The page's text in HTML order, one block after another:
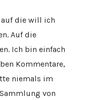
auf die will ich
Auf die
Ich bin einfach
Kommentare,
niemals im
von